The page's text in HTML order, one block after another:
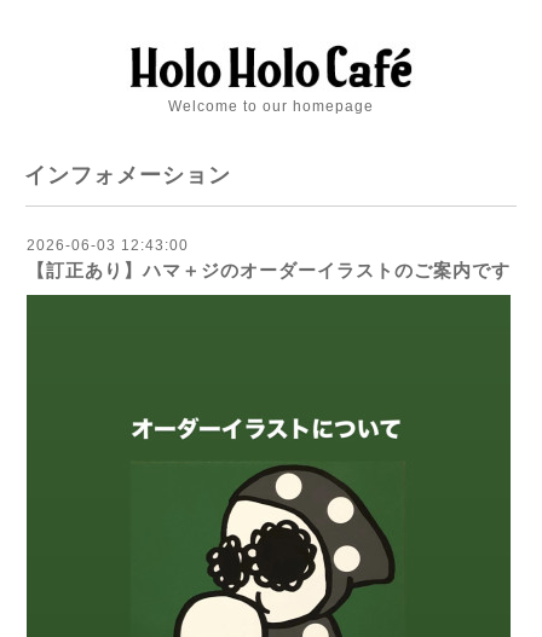
Welcome to our homepage
インフォメーション
2026-06-03 12:43:00
【訂正あり】ハマ＋ジのオーダーイラストのご案内です